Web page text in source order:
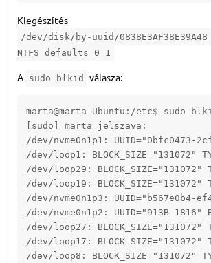
Kiegészítés
/dev/disk/by-uuid/
NTFS defaults 0 1
A sudo blkid válasza:
marta@marta-Ubuntu:/etc$ sudo
[sudo] marta jelszava:
/dev/nvme0n1p1: UUID="0bfc0473-
/dev/loop1: BLOCK_SIZE="131072"
/dev/loop29: BLOCK_SIZE="131072"
/dev/loop19: BLOCK_SIZE="131072"
/dev/nvme0n1p3: UUID="b567e0b4-
/dev/nvme0n1p2: UUID="913B-1816"
/dev/loop27: BLOCK_SIZE="131072"
/dev/loop17: BLOCK_SIZE="131072"
/dev/loop8: BLOCK_SIZE="131072"